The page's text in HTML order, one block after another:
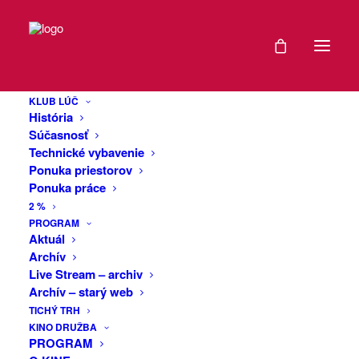
KLUB LÚČ
História
Súčasnosť
Technické vybavenie
Ponuka priestorov
Ponuka práce
2 %
PROGRAM
Aktuál
Archív
Live Stream – archiv
Archív – starý web
TICHÝ TRH
KINO DRUŽBA
PROGRAM
// ZRUŠENÉ
Z technických príčin je vystúpenie
presunuté na 24.10. 2025. Zakúpené
vstupenky platia. Ak si prajete
support@tootoot.fm.
Ďakujeme za pochopenie.
Pozývame Vás na pokračovanie
úspešného a nezabudnuteľného večera
plného elegancie, humoru a zvodných
vystúpení!
DÁTUM